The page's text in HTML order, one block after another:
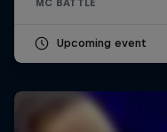
MC BATTLE
Upcoming event